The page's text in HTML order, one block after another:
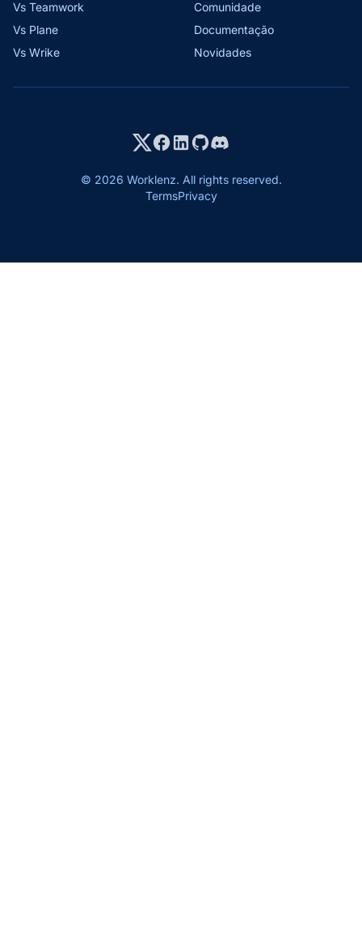
Vs Teamwork
Vs Plane
Vs Wrike
Comunidade
Documentação
Novidades
© 2026 Worklenz. All rights reserved.
TermsPrivacy